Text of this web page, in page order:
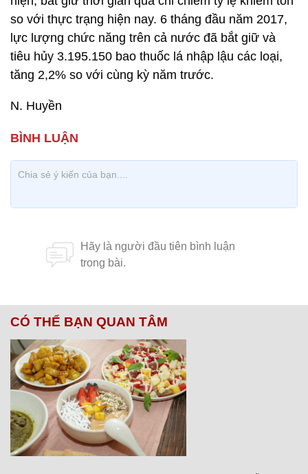
so với thực trạng hiện nay. 6 tháng đầu năm 2017,
lực lượng chức năng trên cả nước đã bắt giữ và
tiêu hủy 3.195.150 bao thuốc lá nhập lậu các loại,
tăng 2,2% so với cùng kỳ năm trước.
N. Huyền
CÓ THỂ BẠN QUAN TÂM